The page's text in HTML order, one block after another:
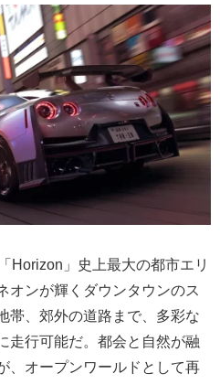
Horizon」史上最大の都市エリ
オンが輝くダウンタウンのス
帯、郊外の道路まで、多彩な
走行可能だ。都会と自然が融
、オープンワールドとして再